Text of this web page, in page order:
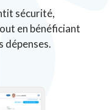
sécurité,
en bénéficiant
dépenses.